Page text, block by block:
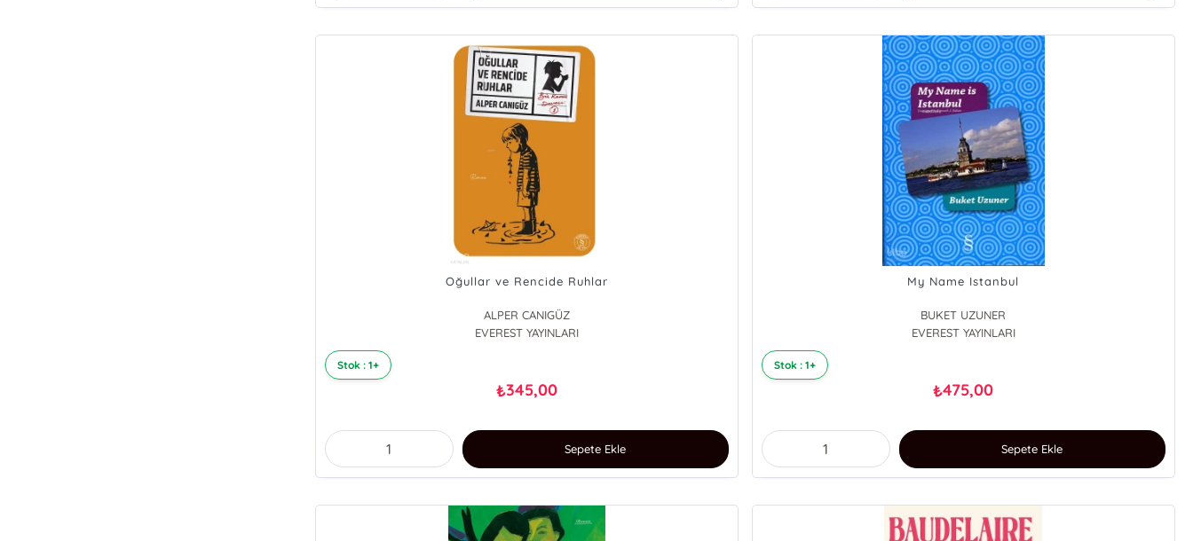
Oğullar ve Rencide Ruhlar
ALPER CANIGÜZ
EVEREST YAYINLARI
Stok : 1+
₺345,00
Sepete Ekle
My Name Istanbul
BUKET UZUNER
EVEREST YAYINLARI
Stok : 1+
₺475,00
Sepete Ekle